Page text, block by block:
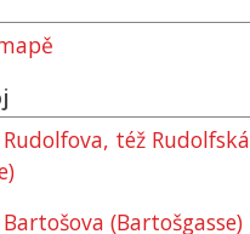
Rudolfova, též Rudolfská
Bartošova (Bartošgasse)